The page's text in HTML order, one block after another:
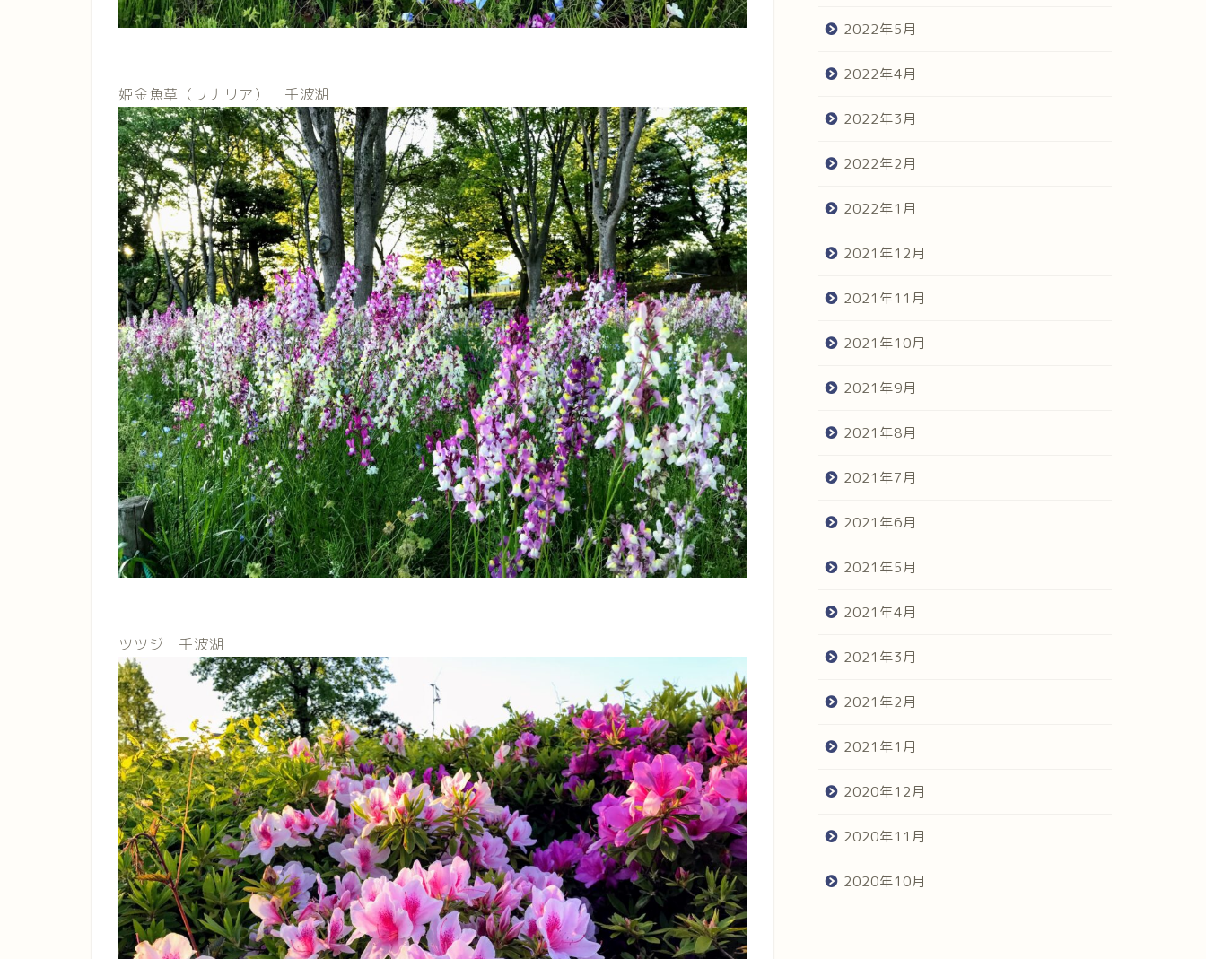
姫金魚草（リナリア） 千波湖
ツツジ 千波湖
2022年5月
2022年4月
2022年3月
2022年2月
2022年1月
2021年12月
2021年11月
2021年10月
2021年9月
2021年8月
2021年7月
2021年6月
2021年5月
2021年4月
2021年3月
2021年2月
2021年1月
2020年12月
2020年11月
2020年10月